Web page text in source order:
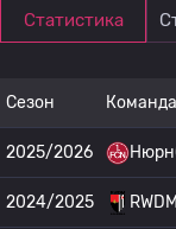
Статистика
Сезон Команда
2025/2026
2024/2025 RWDM